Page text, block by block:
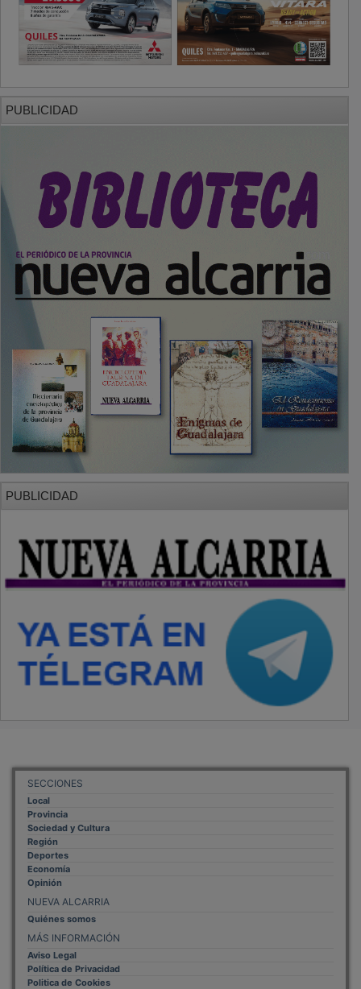
PUBLICIDAD
PUBLICIDAD
SECCIONES
Local
Provincia
Sociedad y Cultura
Región
Deportes
Economía
Opinión
NUEVA ALCARRIA
Quiénes somos
MÁS INFORMACIÓN
Aviso Legal
Política de Privacidad
Politica de Cookies